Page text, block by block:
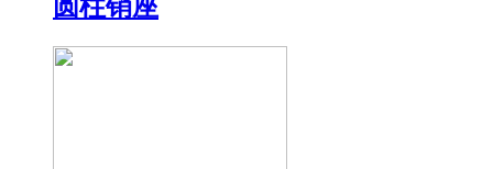
圆柱销座